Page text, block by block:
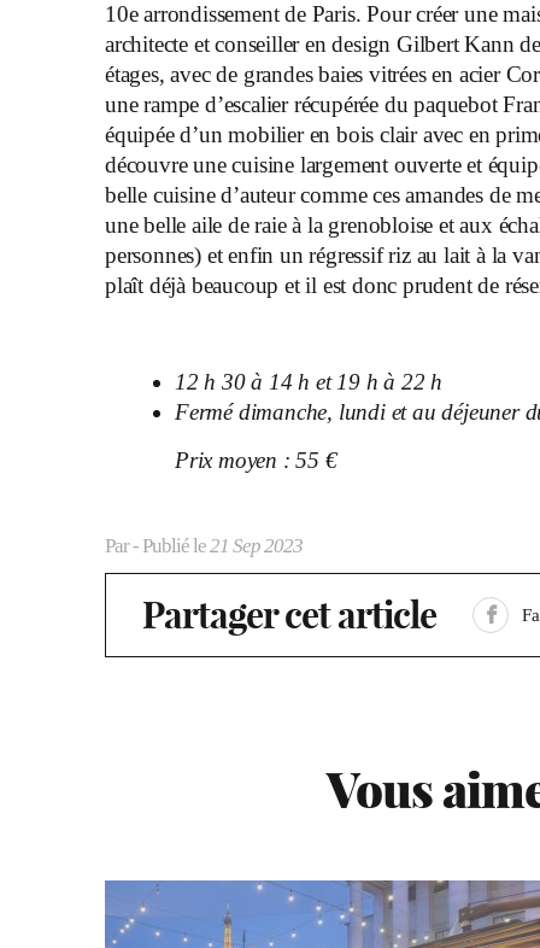
10e arrondissement de Paris. Pour créer une
architecte et conseiller en design Gilbert Kann
étages, avec de grandes baies vitrées en acier
une rampe d’escalier récupérée du paquebot
équipée d’un mobilier en bois clair avec en
découvre une cuisine largement ouverte et
belle cuisine d’auteur comme ces amandes de
une belle aile de raie à la grenobloise et aux
personnes) et enfin un régressif riz au lait à la
plaît déjà beaucoup et il est donc prudent de
12 h 30 à 14 h et 19 h à 22 h
Fermé dimanche, lundi et au déjeuner
Prix moyen : 55 €
Par- Publié le21 Sep 2023
Partager cet article
Vous